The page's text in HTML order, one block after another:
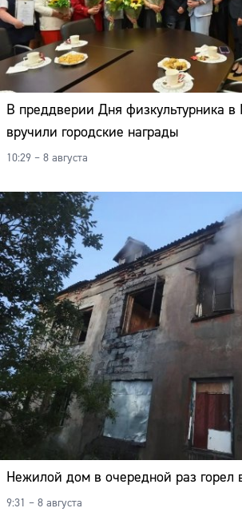
В преддверии Дня физкультурника в
вручили городские награды
10:29 – 8 августа
Нежилой дом в очередной раз горел
9:31 – 8 августа